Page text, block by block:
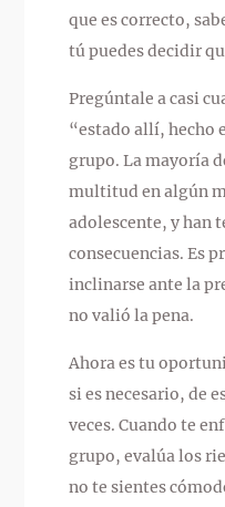
que es correcto,
tú puedes decidir
Pregúntale a casi
“estado allí, hecho
grupo. La mayoría
multitud en algún
adolescente, y han
consecuencias. Es
inclinarse ante la
no valió la pena.
Ahora es tu
si es necesario, de
veces. Cuando te
grupo, evalúa los
no te sientes